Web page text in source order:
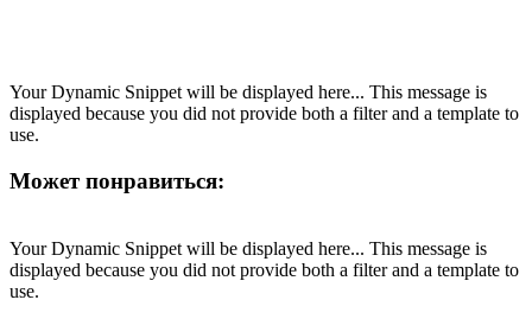
Your Dynamic Snippet will be displayed here... This message is
displayed because you did not provide both a filter and a template to
use.
Может понравиться:
Your Dynamic Snippet will be displayed here... This message is
displayed because you did not provide both a filter and a template to
use.